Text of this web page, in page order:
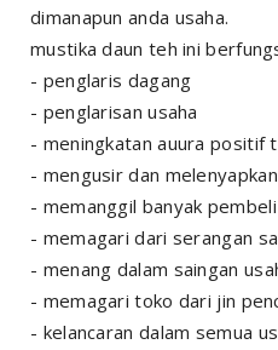
dimanapun anda usaha.
mustika daun teh ini
- penglaris dagang
- penglarisan usaha
- meningkatan auura positif
- mengusir dan
- memanggil banyak pembeli
- memagari dari serangan
- menang dalam saingan
- memagari toko dari jin
- kelancaran dalam semua